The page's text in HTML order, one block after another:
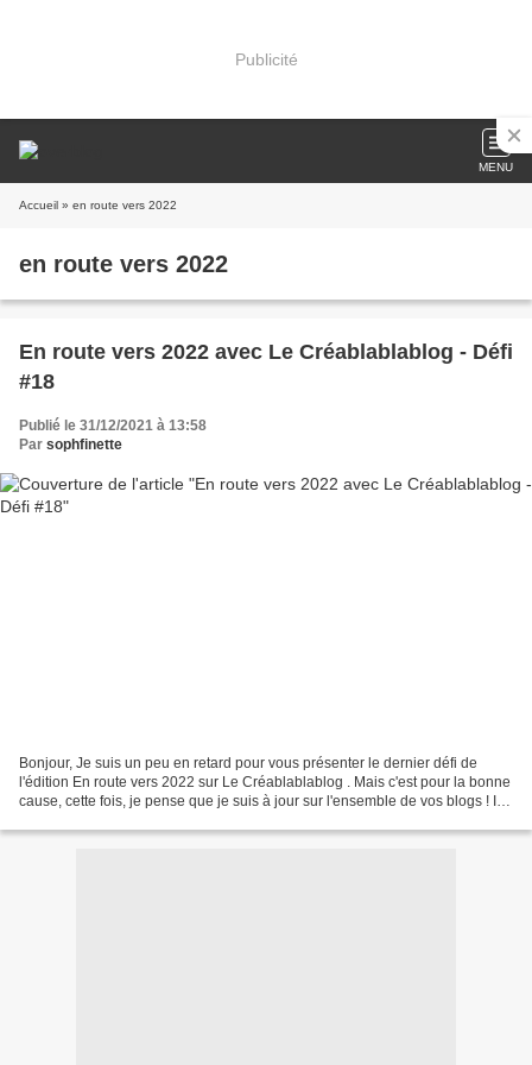
Publicité
MENU
Accueil » en route vers 2022
en route vers 2022
En route vers 2022 avec Le Créablablablog - Défi
#18
Publié le 31/12/2021 à 13:58
Par sophfinette
Bonjour, Je suis un peu en retard pour vous présenter le dernier défi de
l'édition En route vers 2022 sur Le Créablablablog . Mais c'est pour la bonne
cause, cette fois, je pense que je suis à jour sur l'ensemble de vos blogs ! Il